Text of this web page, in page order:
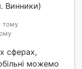
Винники)
тому
сферах,
можемо